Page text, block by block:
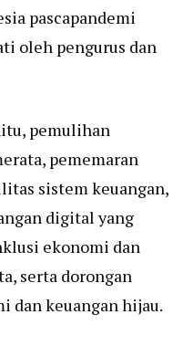
pascapandemi
oleh pengurus dan
pemulihan
pememaran
sistem keuangan,
digital yang
ekonomi dan
serta dorongan
dan keuangan hijau.